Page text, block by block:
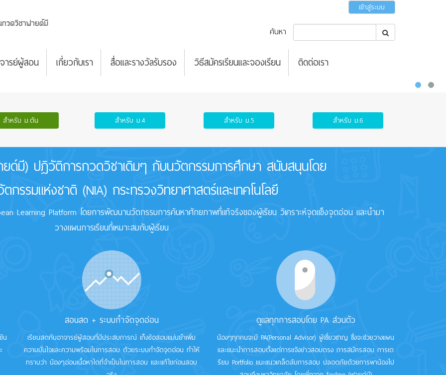
เข้าสู่ระบบ
ค้นหา
ารย์ผู้สอน เกี่ยวกับเรา สื่อและรางวัลรับรอง วิธีสมัครเรียนและจองเรียน ติดต่อเรา
สำหรับ ม.ต้น สำหรับ ม.4 สำหรับ ม.5 สำหรับ ม.6
ด์มี) ปฎิวัติการกวดวิชาเดิมๆ กับนวัตกรรมการศึกษา สนับสนุนโดย
กรรมแห่งชาติ (NIA) กระทรวงวิทยาศาสตร์และเทคโนโลยี
Learning Platform โดยการพัฒนานวัตกรรมการค้นหาศักยภาพที่แท้จริงของผู้เรียน วิเคราะห์จุดแข็งจุดอ่อน และนำมา
วางแผนการเรียนที่เหมาะสมกับผู้เรียน
น
สอนสด + ระบบกำจัดจุดอ่อน
เรียนสดกับอาจารย์ผู้สอนที่มีประสบการณ์ เก็งข้อสอบแม่นยำเพิ่ม
ความมั่นใจและความพร้อมในการสอบ ด้วยระบบกำจัดจุดอ่อน ทำให้
ทราบว่า น้องๆอ่อนเนื้อหาใดที่จำเป็นในการสอบ และแก้ไขก่อนสอบ
ดูแลทุกการสอบโดย PA ส่วนตัว
น้องๆทุกคนจะมี PA(Personal Advisor) ผู้เชี่ยวชาญ ซึ่งจะช่วยวางแผน
และแนะนำการสอบตั้งแต่การแจ้งข่าวสอบตรง การสมัครสอบ การเต
รียม Portfolio แนะแนวเคล็ดลับการสอบ ปลอดภัยด้วยการพาน้องไป